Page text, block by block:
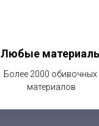
Любые
Более 2000 обивочных
материалов